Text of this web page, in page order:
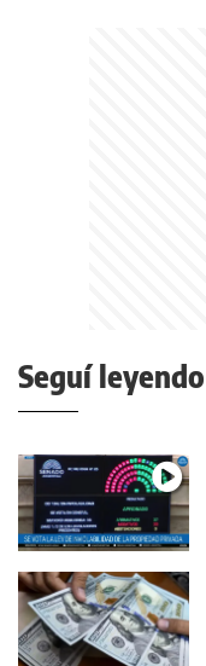
Seguí leyendo